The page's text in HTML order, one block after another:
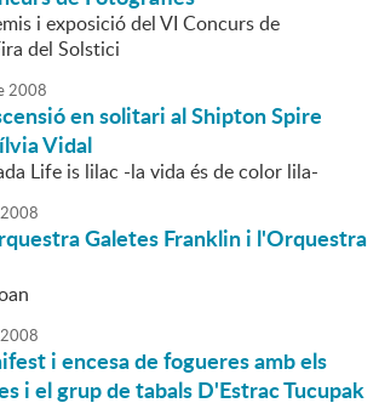
i exposició del VI Concurs de
del Solstici
2008
en solitari al Shipton Spire
Vidal
Life is lilac -la vida és de color lila-
2008
Galetes Franklin i l'Orquestra
2008
i encesa de fogueres amb els
i el grup de tabals D'Estrac Tucupak